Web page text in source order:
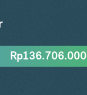
Rp136.706.000